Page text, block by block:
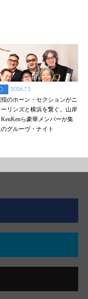
2026.7.2
指のホーン・セクションがニ
ーリンズと横浜を繋ぐ。山岸
ら豪華メンバーが集
のグルーヴ・ナイト